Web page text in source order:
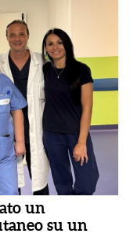
un
su un